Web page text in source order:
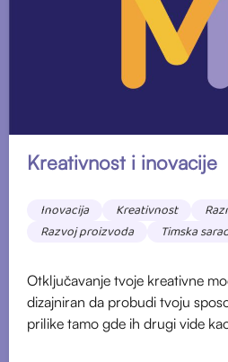
Kreativnost i inovacije
Inovacija Kreativnost
Razvoj proizvoda
Timska
Otključavanje tvoje kreativne
dizajniran da probudi tvoju
prilike tamo gde ih drugi vide